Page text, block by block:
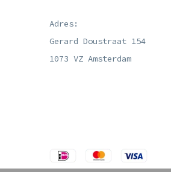
Adres:
Gerard Doustraat 154
1073 VZ Amsterdam